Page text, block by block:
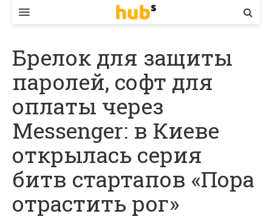
ЕКОНОМІКА
БІЗНЕС
СТАРТЕР
КОНТАКТИ
Брелок для защиты
паролей, софт для
оплаты через
Messenger: в Киеве
открылась серия
битв стартапов «Пора
отрастить рог»